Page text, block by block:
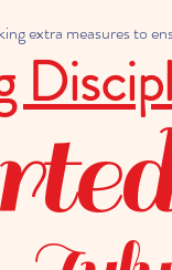
extra measures to